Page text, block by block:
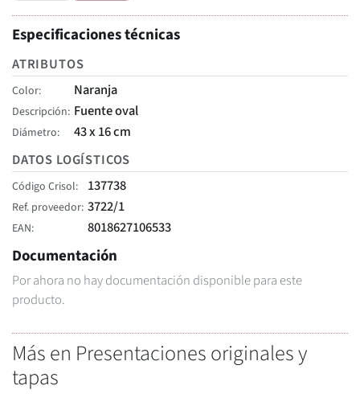
Especificaciones técnicas
ATRIBUTOS
Color Naranja
Descripción Fuente oval
Diámetro
43 x 16 cm
DATOS LOGÍSTICOS
Código Crisol 137738
Ref. proveedor 3722/1
EAN 8018627106533
Documentación
Por ahora no hay documentación disponible para este
producto.
Más en Presentaciones originales y
tapas